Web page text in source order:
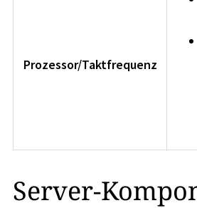
Prozessor/Taktfrequenz
Server-